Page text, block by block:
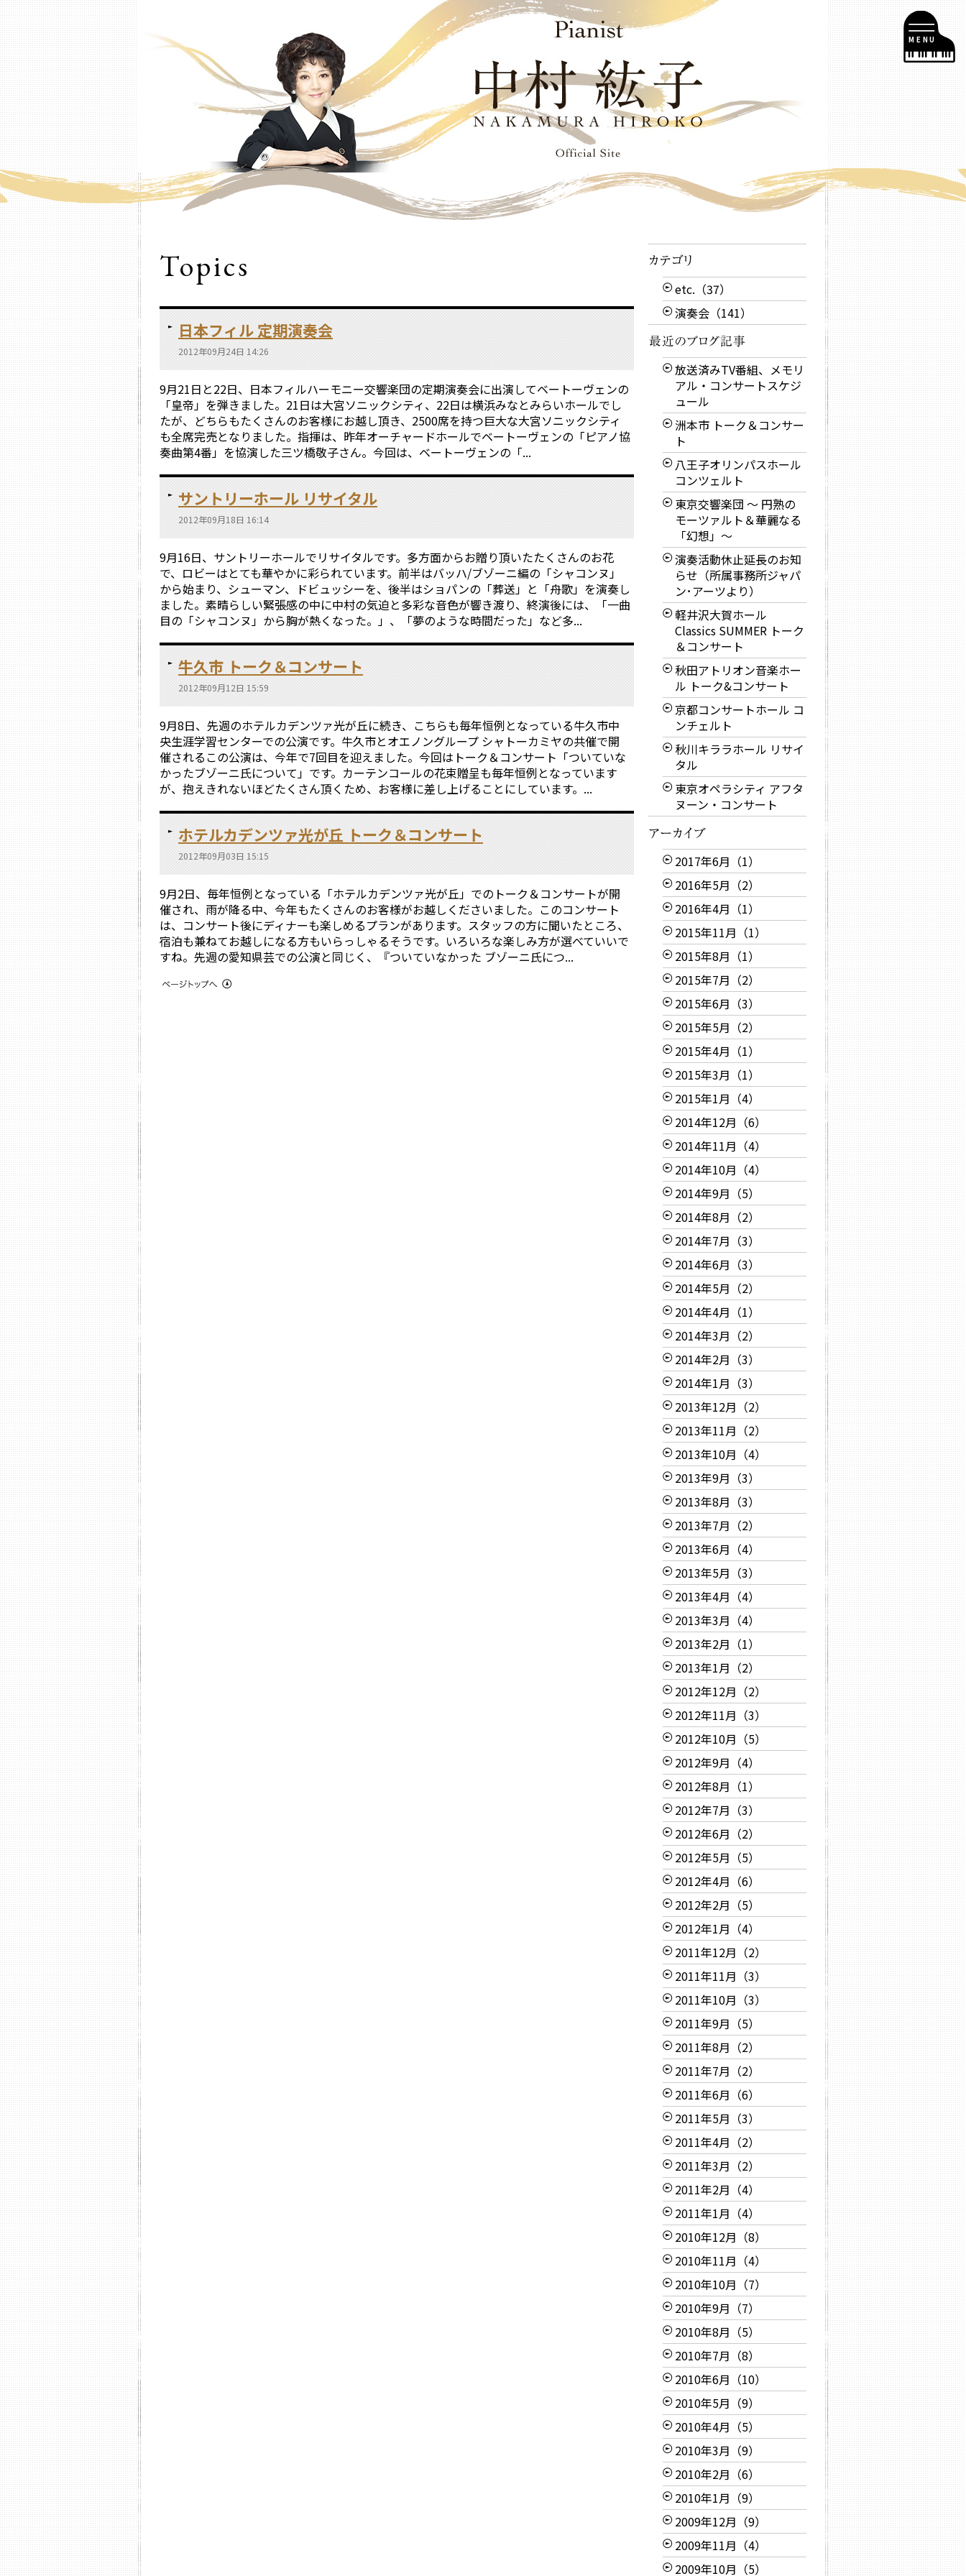
Topics
日本フィル 定期演奏会
2012年09月24日 14:26
9月21日と22日、日本フィルハーモニー交響楽団の定期演奏会に出演してベートーヴェンの
「皇帝」を弾きました。21日は大宮ソニックシティ、22日は横浜みなとみらいホールでし
たが、どちらもたくさんのお客様にお越し頂き、2500席を持つ巨大な大宮ソニックシティ
も全席完売となりました。指揮は、昨年オーチャードホールでベートーヴェンの「ピアノ協
奏曲第4番」を協演した三ツ橋敬子さん。今回は、ベートーヴェンの「...
サントリーホール リサイタル
2012年09月18日 16:14
9月16日、サントリーホールでリサイタルです。多方面からお贈り頂いたたくさんのお花
で、ロビーはとても華やかに彩られています。前半はバッハ/ブゾーニ編の「シャコンヌ」
から始まり、シューマン、ドビュッシーを、後半はショパンの「葬送」と「舟歌」を演奏し
ました。素晴らしい緊張感の中に中村の気迫と多彩な音色が響き渡り、終演後には、「一曲
目の「シャコンヌ」から胸が熱くなった。」、「夢のような時間だった」など多...
牛久市 トーク＆コンサート
2012年09月12日 15:59
9月8日、先週のホテルカデンツァ光が丘に続き、こちらも毎年恒例となっている牛久市中
央生涯学習センターでの公演です。牛久市とオエノングループ シャトーカミヤの共催で開
催されるこの公演は、今年で7回目を迎えました。今回はトーク＆コンサート「ついていな
かったブゾーニ氏について」です。カーテンコールの花束贈呈も毎年恒例となっています
が、抱えきれないほどたくさん頂くため、お客様に差し上げることにしています。...
ホテルカデンツァ光が丘 トーク＆コンサート
2012年09月03日 15:15
9月2日、毎年恒例となっている「ホテルカデンツァ光が丘」でのトーク＆コンサートが開
催され、雨が降る中、今年もたくさんのお客様がお越しくださいました。このコンサート
は、コンサート後にディナーも楽しめるプランがあります。スタッフの方に聞いたところ、
宿泊も兼ねてお越しになる方もいらっしゃるそうです。いろいろな楽しみ方が選べていいで
すね。先週の愛知県芸での公演と同じく、『ついていなかった ブゾーニ氏につ...
etc.（37）
演奏会（141）
放送済みTV番組、メモリ
アル・コンサートスケジ
ュール
洲本市 トーク＆コンサー
ト
八王子オリンパスホール
コンツェルト
東京交響楽団 〜 円熟の
モーツァルト＆華麗なる
「幻想」〜
演奏活動休止延長のお知
らせ（所属事務所ジャパ
ン･アーツより）
軽井沢大賀ホール
Classics SUMMER トーク
＆コンサート
秋田アトリオン音楽ホー
ル トーク&コンサート
京都コンサートホール コ
ンチェルト
秋川キララホール リサイ
タル
東京オペラシティ アフタ
ヌーン・コンサート
2017年6月（1）
2016年5月（2）
2016年4月（1）
2015年11月（1）
2015年8月（1）
2015年7月（2）
2015年6月（3）
2015年5月（2）
2015年4月（1）
2015年3月（1）
2015年1月（4）
2014年12月（6）
2014年11月（4）
2014年10月（4）
2014年9月（5）
2014年8月（2）
2014年7月（3）
2014年6月（3）
2014年5月（2）
2014年4月（1）
2014年3月（2）
2014年2月（3）
2014年1月（3）
2013年12月（2）
2013年11月（2）
2013年10月（4）
2013年9月（3）
2013年8月（3）
2013年7月（2）
2013年6月（4）
2013年5月（3）
2013年4月（4）
2013年3月（4）
2013年2月（1）
2013年1月（2）
2012年12月（2）
2012年11月（3）
2012年10月（5）
2012年9月（4）
2012年8月（1）
2012年7月（3）
2012年6月（2）
2012年5月（5）
2012年4月（6）
2012年2月（5）
2012年1月（4）
2011年12月（2）
2011年11月（3）
2011年10月（3）
2011年9月（5）
2011年8月（2）
2011年7月（2）
2011年6月（6）
2011年5月（3）
2011年4月（2）
2011年3月（2）
2011年2月（4）
2011年1月（4）
2010年12月（8）
2010年11月（4）
2010年10月（7）
2010年9月（7）
2010年8月（5）
2010年7月（8）
2010年6月（10）
2010年5月（9）
2010年4月（5）
2010年3月（9）
2010年2月（6）
2010年1月（9）
2009年12月（9）
2009年11月（4）
2009年10月（5）
MENU